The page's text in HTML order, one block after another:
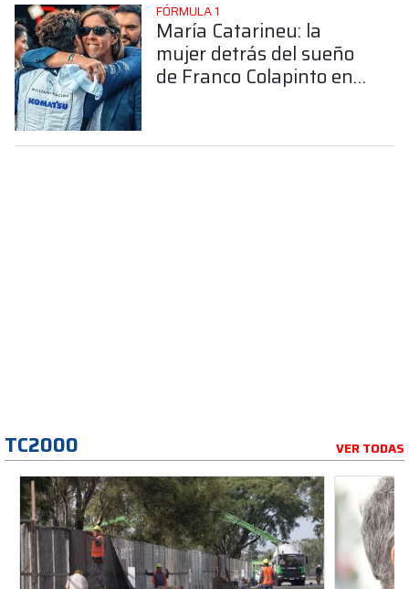
FÓRMULA 1
María Catarineu: la
mujer detrás del sueño
de Franco Colapinto en
TC2000 VER TODAS